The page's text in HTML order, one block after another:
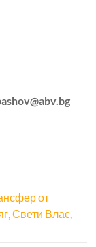
от
Свети Влас,